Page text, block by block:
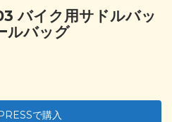
バイク用サドルバッ
ルバッグ
で購入